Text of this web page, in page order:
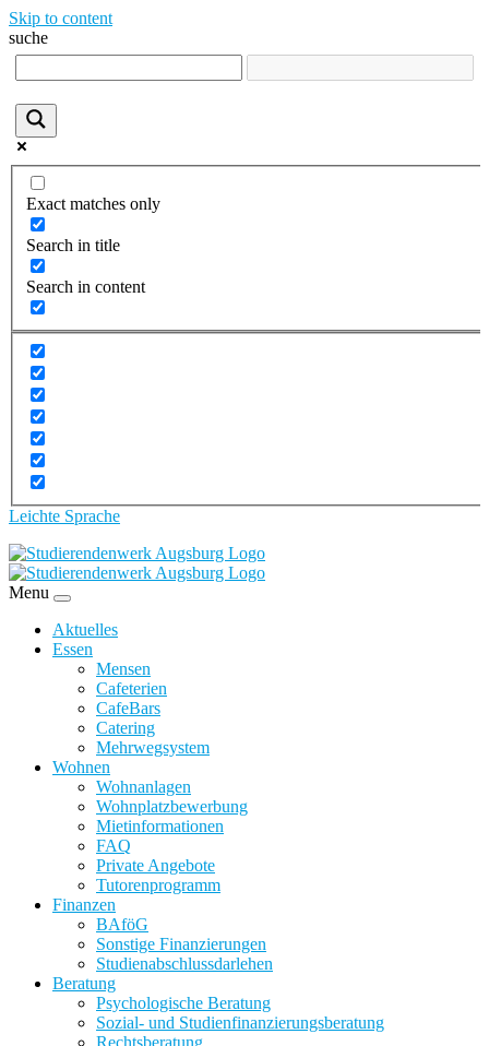
Skip to content
suche
Exact matches only
Search in title
Search in content
Leichte Sprache
Menu
Aktuelles
Essen
Mensen
Cafeterien
CafeBars
Catering
Mehrwegsystem
Wohnen
Wohnanlagen
Wohnplatzbewerbung
Mietinformationen
FAQ
Private Angebote
Tutorenprogramm
Finanzen
BAföG
Sonstige Finanzierungen
Studienabschlussdarlehen
Beratung
Psychologische Beratung
Sozial- und Studienfinanzierungsberatung
Rechtsberatung